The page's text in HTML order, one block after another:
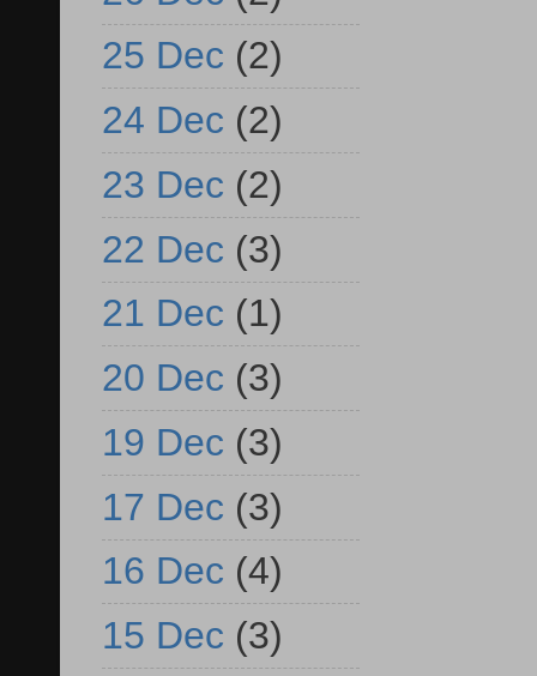
25 Dec (2)
24 Dec (2)
23 Dec (2)
22 Dec (3)
21 Dec (1)
20 Dec (3)
19 Dec (3)
17 Dec (3)
16 Dec (4)
15 Dec (3)